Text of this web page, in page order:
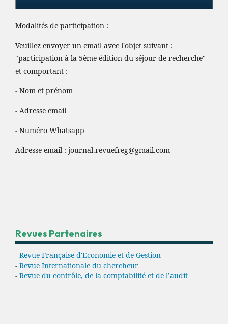
Modalités de participation :
Veuillez envoyer un email avec l'objet suivant :
"participation à la 5ème édition du séjour de recherche"
et comportant :
- Nom et prénom
- Adresse email
- Numéro Whatsapp
Adresse email : journal.revuefreg@gmail.com
Revues Partenaires
- Revue Française d'Economie et de Gestion
- Revue Internationale du chercheur
- Revue du contrôle, de la comptabilité et de l’audit